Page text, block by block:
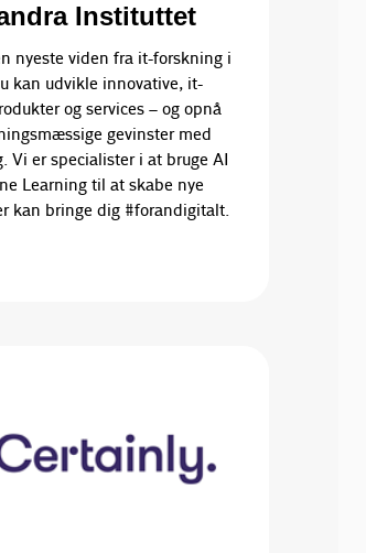
Instituttet
nyeste viden fra it-forskning i
kan udvikle innovative, it-
og services – og opnå
gevinster med
Vi er specialister i at bruge AI
Learning til at skabe nye
kan bringe dig #forandigitalt.